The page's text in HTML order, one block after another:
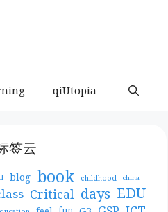
qiUtopia
签云
blog book childhood china
Critical days EDU